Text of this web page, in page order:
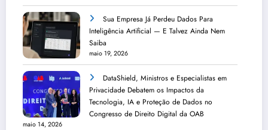
Sua Empresa Já Perdeu Dados Para
Inteligência Artificial — E Talvez Ainda Nem
Saiba
maio 19, 2026
DataShield, Ministros e Especialistas em
Privacidade Debatem os Impactos da
Tecnologia, IA e Proteção de Dados no
Congresso de Direito Digital da OAB
maio 14, 2026